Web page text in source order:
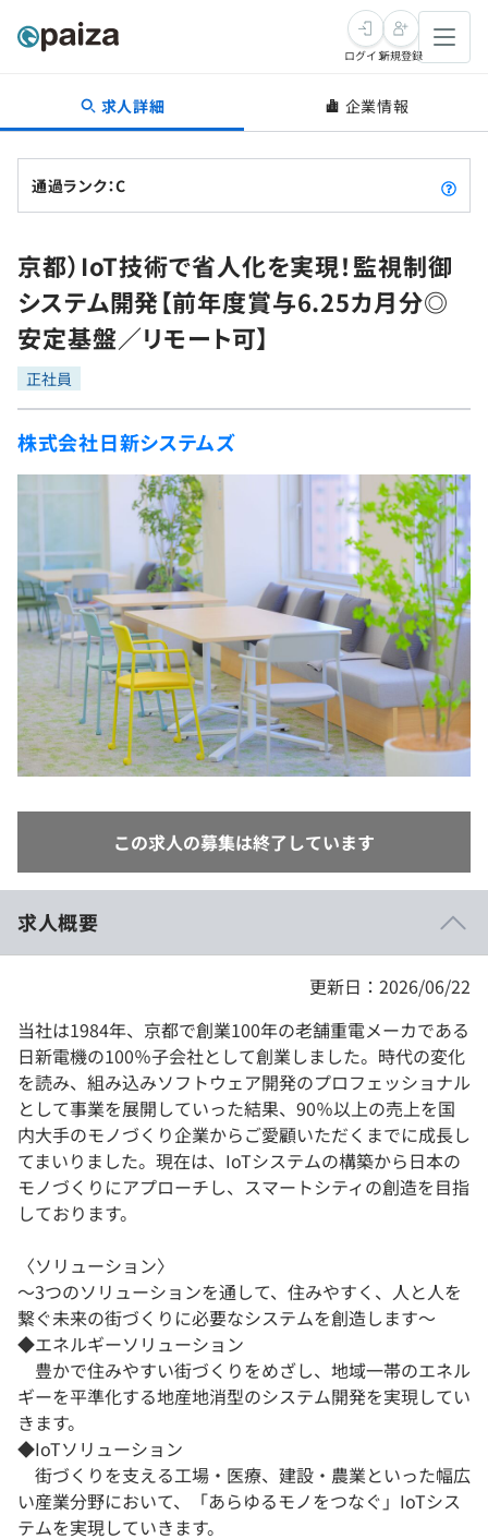
転職・キャリア
転職成功ガイド
転職エージェント
インタビュー
転職成功ガイド
新卒就活
求人検索
本選考
インターン
新卒エージェント
イベント・セミナー
インタビュー
就活成功ガイド
学習
問題集
4択課題
プラン
個人向けプラン
法人向けプラン
学校向けプラン
プログラミング言語
再チャレンジ結果一覧
ゲーム・マンガ
Tech Team Journal
note
paizaとは？
ログイン新規登録
求人詳細 企業情報
通過ランク：C
京都）IoT技術で省人化を実現！監視制御
システム開発【前年度賞与6.25カ月分◎
安定基盤／リモート可】
正社員
株式会社日新システムズ
この求人の募集は終了しています
求人概要
更新日：2026/06/22
当社は1984年、京都で創業100年の老舗重電メーカである
日新電機の100％子会社として創業しました。時代の変化
を読み、組み込みソフトウェア開発のプロフェッショナル
として事業を展開していった結果、90％以上の売上を国
内大手のモノづくり企業からご愛顧いただくまでに成長し
てまいりました。現在は、IoTシステムの構築から日本の
モノづくりにアプローチし、スマートシティの創造を目指
しております。
〈ソリューション〉
〜3つのソリューションを通して、住みやすく、人と人を
繋ぐ未来の街づくりに必要なシステムを創造します〜
◆エネルギーソリューション
豊かで住みやすい街づくりをめざし、地域一帯のエネル
ギーを平準化する地産地消型のシステム開発を実現してい
きます。
◆IoTソリューション
街づくりを支える工場・医療、建設・農業といった幅広
い産業分野において、「あらゆるモノをつなぐ」IoTシス
テムを実現していきます。